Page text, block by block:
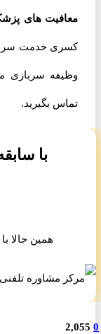
معافیت های پزشکی
کسری خدمت سربازی
وظیفه سربازی می
تماس بگیرید.
با
همین حالا با